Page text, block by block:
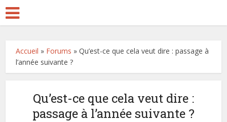
Accueil » Forums »Qu’est-ce que cela veut dire : passage à
l’année suivante ?
Qu’est-ce que cela veut dire :
passage à l’année suivante ?